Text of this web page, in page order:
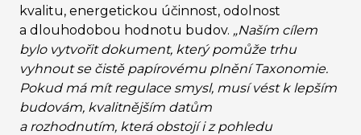
kvalitu, energetickou účinnost, odolnost
a dlouhodobou hodnotu budov. „Naším cílem
bylo vytvořit dokument, který pomůže trhu
vyhnout se čistě papírovému plnění Taxonomie.
Pokud má mít regulace smysl, musí vést k lepším
budovám, kvalitnějším datům
a rozhodnutím, která obstojí i z pohledu